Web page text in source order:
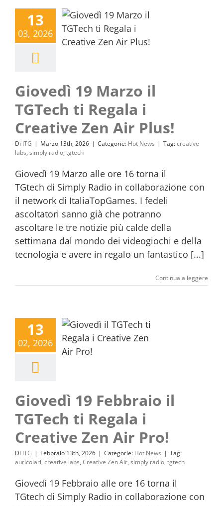
13
03, 2026
Giovedì 19 Marzo il
TGTech ti Regala i
Creative Zen Air Plus!
Di ITG | Marzo 13th, 2026 | Categorie: Hot News | Tag:creative
labs, simply radio, tgtech
Giovedì 19 Marzo alle ore 16 torna il
TGtech di Simply Radio in collaborazione con
il network di ItaliaTopGames. I fedeli
ascoltatori sanno già che potranno
ascoltare le tre notizie più calde della
settimana dal mondo dei videogiochi e della
tecnologia e avere in regalo un fantastico [...]
Continua a leggere
13
02, 2026
Giovedì 19 Febbraio il
TGTech ti Regala i
Creative Zen Air Pro!
Di ITG | Febbraio 13th, 2026 | Categorie: Hot News | Tag:
auricolari, creative labs, Creative Zen Air, simply radio, tgtech
Giovedì 19 Febbraio alle ore 16 torna il
TGtech di Simply Radio in collaborazione con